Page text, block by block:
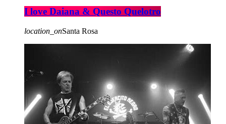
I love Daiana & Questo Quelotro
location_onSanta Rosa